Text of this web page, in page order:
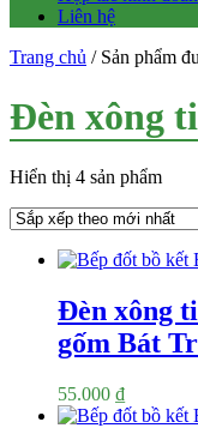
Liên hệ
Trang chủ / Sản phẩm
Đèn xông
Hiển thị 4 sản phẩm
Đèn xông
gốm Bát
55.000 ₫